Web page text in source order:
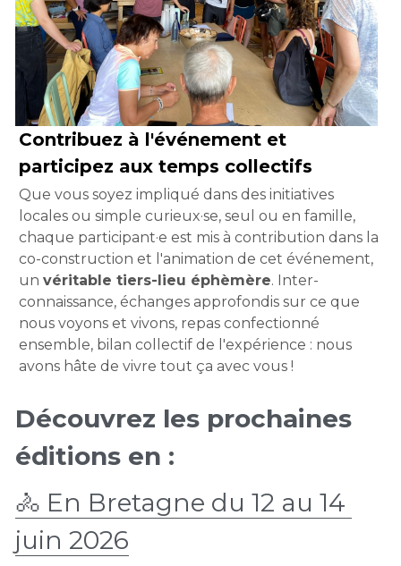
Contribuez à l'événement et
participez aux temps collectifs
Que vous soyez impliqué dans des initiatives
locales ou simple curieux·se, seul ou en famille,
chaque participant·e est mis à contribution dans la
co-construction et l'animation de cet événement,
un véritable tiers-lieu éphèmère. Inter-
connaissance, échanges approfondis sur ce que
nous voyons et vivons, repas confectionné
ensemble, bilan collectif de l'expérience : nous
avons hâte de vivre tout ça avec vous !
Découvrez les prochaines
éditions en :
🚴 En Bretagne du 12 au 14
juin 2026